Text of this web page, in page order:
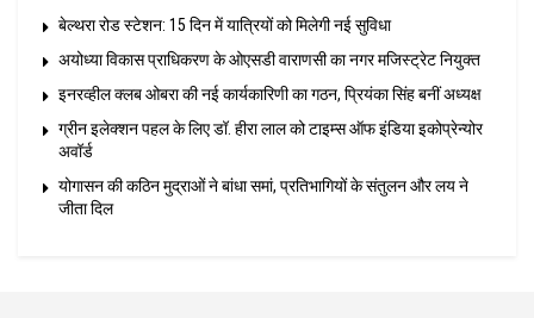
बेल्थरा रोड स्टेशन: 15 दिन में यात्रियों को मिलेगी नई सुविधा
अयोध्या विकास प्राधिकरण के ओएसडी वाराणसी का नगर मजिस्ट्रेट नियुक्त
इनरव्हील क्लब ओबरा की नई कार्यकारिणी का गठन, प्रियंका सिंह बनीं अध्यक्ष
ग्रीन इलेक्शन पहल के लिए डॉ. हीरा लाल को टाइम्स ऑफ इंडिया इकोप्रेन्योर
अवॉर्ड
योगासन की कठिन मुद्राओं ने बांधा समां, प्रतिभागियों के संतुलन और लय ने
जीता दिल